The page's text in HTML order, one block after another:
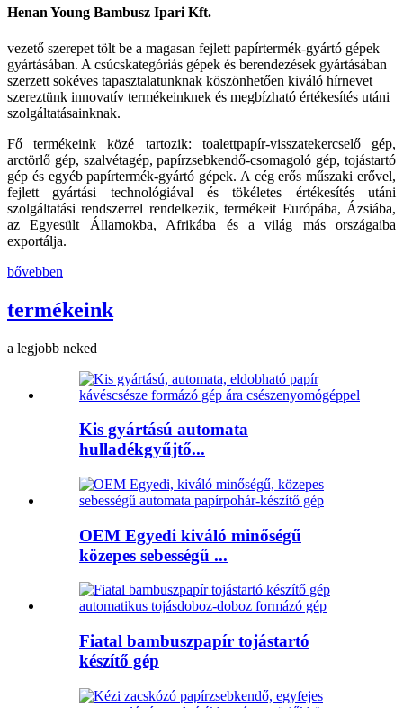
Henan Young Bambusz Ipari Kft.
vezető szerepet tölt be a magasan fejlett papírtermék-gyártó gépek
gyártásában. A csúcskategóriás gépek és berendezések gyártásában
szerzett sokéves tapasztalatunknak köszönhetően kiváló hírnevet
szereztünk innovatív termékeinknek és megbízható értékesítés utáni
szolgáltatásainknak.
Fő termékeink közé tartozik: toalettpapír-visszatekercselő gép,
arctörlő gép, szalvétagép, papírzsebkendő-csomagoló gép, tojástartó
gép és egyéb papírtermék-gyártó gépek. A cég erős műszaki erővel,
fejlett gyártási technológiával és tökéletes értékesítés utáni
szolgáltatási rendszerrel rendelkezik, termékeit Európába, Ázsiába,
az Egyesült Államokba, Afrikába és a világ más országaiba
exportálja.
bővebben
termékeink
a legjobb neked
Kis gyártású automata
hulladékgyűjtő...
OEM Egyedi kiváló minőségű
közepes sebességű ...
Fiatal bambuszpapír tojástartó
készítő gép